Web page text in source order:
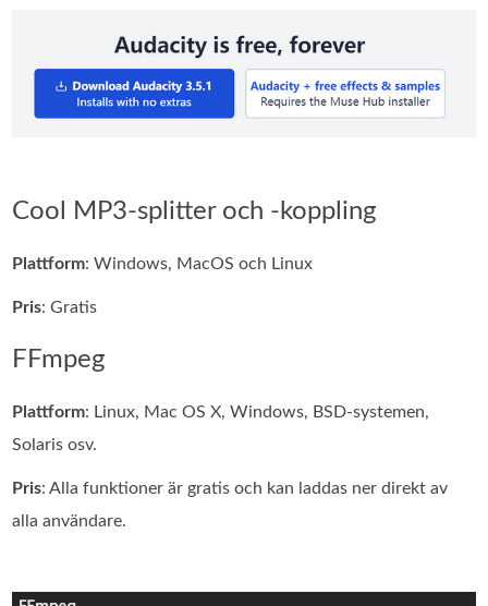
Cool MP3-splitter och -koppling
Plattform: Windows, MacOS och Linux
Pris: Gratis
FFmpeg
Plattform: Linux, Mac OS X, Windows, BSD-systemen,
Solaris osv.
Pris: Alla funktioner är gratis och kan laddas ner direkt av
alla användare.